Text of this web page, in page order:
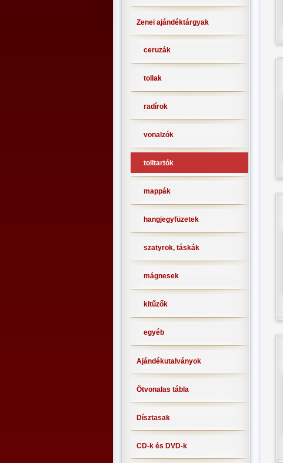
Zenei ajándéktárgyak
ceruzák
tollak
radírok
vonalzók
tolltartók
mappák
hangjegyfüzetek
szatyrok, táskák
mágnesek
kitűzők
egyéb
Ajándékutalványok
Ötvonalas tábla
Dísztasak
CD-k és DVD-k